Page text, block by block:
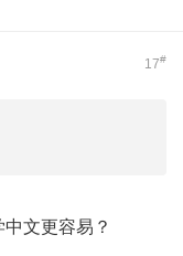
17#
文更容易？